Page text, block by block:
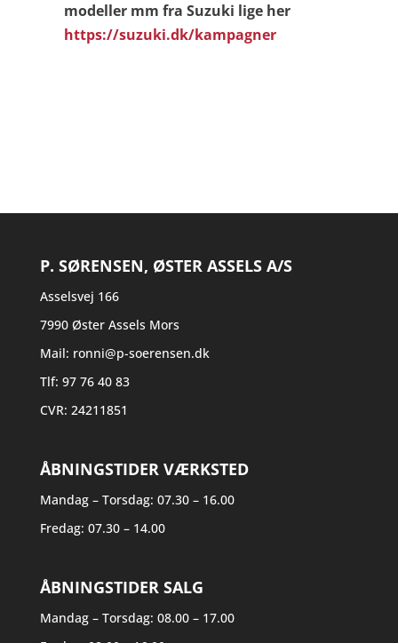
modeller mm fra Suzuki lige her
https://suzuki.dk/kampagner
P. SØRENSEN, ØSTER ASSELS A/S
Asselsvej 166
7990 Øster Assels Mors​
Mail: ronni@p-soerensen.dk
Tlf: 97 76 40 83
CVR: 24211851
ÅBNINGSTIDER VÆRKSTED
Mandag – Torsdag: 07.30 – 16.00
Fredag: 07.30 – 14.00
ÅBNINGSTIDER SALG
Mandag – Torsdag: 08.00 – 17.00